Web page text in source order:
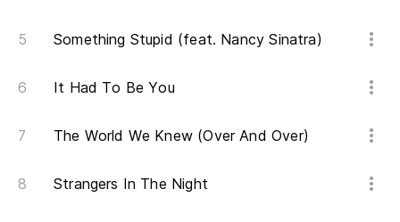
Something Stupid (feat. Nancy Sinatra)
It Had To Be You
The World We Knew (Over And Over)
Strangers In The Night